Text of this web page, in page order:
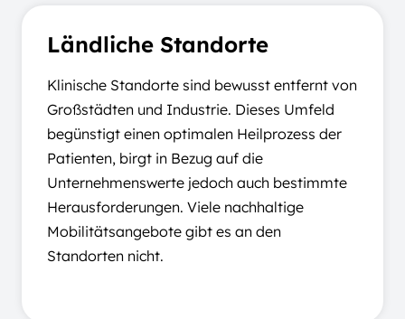
Ländliche Standorte
Klinische Standorte sind bewusst entfernt von
Großstädten und Industrie. Dieses Umfeld
begünstigt einen optimalen Heilprozess der
Patienten, birgt in Bezug auf die
Unternehmenswerte jedoch auch bestimmte
Herausforderungen. Viele nachhaltige
Mobilitätsangebote gibt es an den
Standorten nicht.